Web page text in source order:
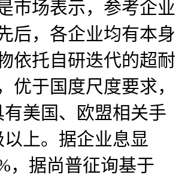
市场表示，参考企业
后，各企业均有本身
依托自研迭代的超耐
于国度尺度要求，
美国、欧盟相关手
上。据企业息显
，据尚普征询基于